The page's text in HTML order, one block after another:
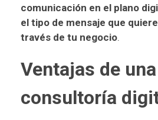
comunicación en el plano
el tipo de mensaje que
través de tu negocio.
Ventajas de una
consultoría